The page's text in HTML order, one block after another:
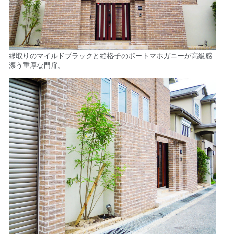
縁取りのマイルドブラックと縦格子のポートマホガニーが高級感
漂う重厚な門扉。